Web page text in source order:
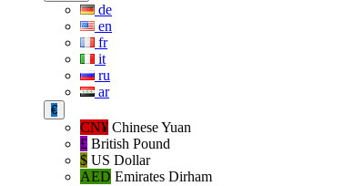
de
en
fr
it
ru
ar
€
CN¥ Chinese Yuan
£ British Pound
$ US Dollar
AED Emirates Dirham